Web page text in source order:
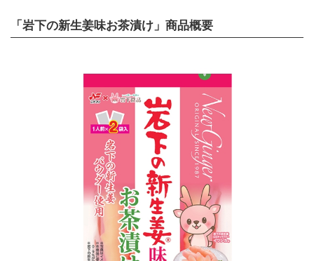
「岩下の新生姜味お茶漬け」商品概要